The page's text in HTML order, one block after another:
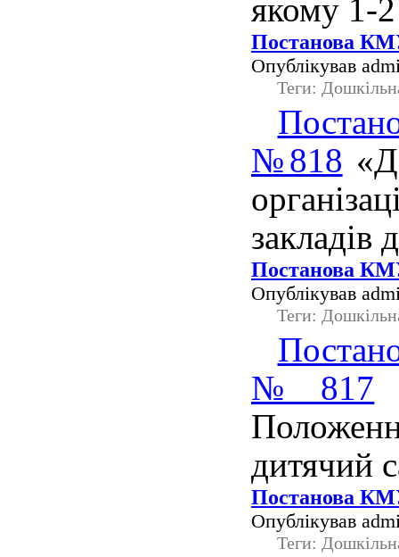
якому 1-
Постанова
Опублікував
Теги:
№818
закладів
Постанова
Опублікував
Теги:
№817
дитячий
Постанова
Опублікував
Теги: